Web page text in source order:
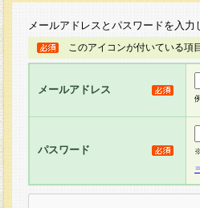
メールアドレスとパスワードを入力
このアイコンが付いている項
メールアドレス
パスワード